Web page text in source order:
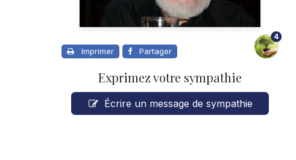
Imprimer Partager
4
Exprimez votre sympathie
Écrire un message de sympathie